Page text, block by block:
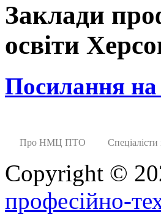
Заклади
освіти
Посилання на
Про НМЦ ПТО
Copyright ©
професійно-